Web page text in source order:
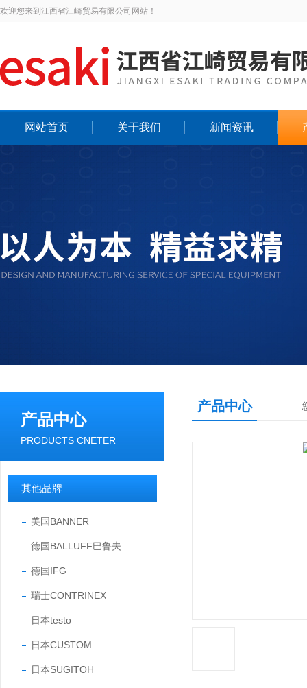
欢迎您来到江西省江崎贸易有限公司网站！
网站首页 关于我们 新闻资讯
产品中心
PRODUCTS CNETER
其他品牌
美国BANNER
德国BALLUFF巴鲁夫
德国IFG
瑞士CONTRINEX
日本testo
日本CUSTOM
日本SUGITOH
产品中心